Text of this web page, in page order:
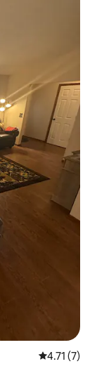
Calificación
4.71 (7)